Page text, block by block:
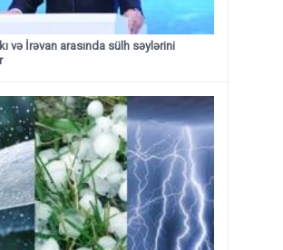
və İrəvan arasında sülh səylərini